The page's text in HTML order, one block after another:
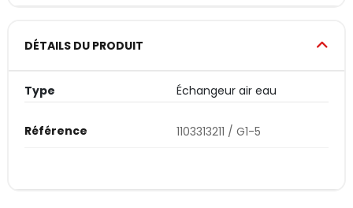
DÉTAILS DU PRODUIT
Type Échangeur air eau
Référence 1103313211 / G1-5